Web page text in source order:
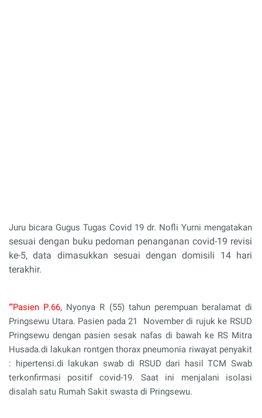
Juru bicara Gugus Tugas Covid 19 dr. Nofli Yurni mengatakan
sesuai dengan buku pedoman penanganan covid-19 revisi
ke-5, data dimasukkan sesuai dengan domisili 14 hari
terakhir.
‘”Pasien P.66, Nyonya R (55) tahun perempuan beralamat di
Pringsewu Utara. Pasien pada 21 November di rujuk ke RSUD
Pringsewu dengan pasien sesak nafas di bawah ke RS Mitra
Husada.di lakukan rontgen thorax pneumonia riwayat penyakit
: hipertensi.di lakukan swab di RSUD dari hasil TCM Swab
terkonfirmasi positif covid-19.
Saat ini menjalani isolasi
disalah satu Rumah Sakit swasta di Pringsewu.